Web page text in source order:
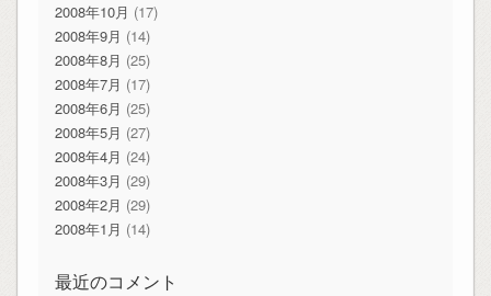
2008年10月 (17)
2008年9月 (14)
2008年8月 (25)
2008年7月 (17)
2008年6月 (25)
2008年5月 (27)
2008年4月 (24)
2008年3月 (29)
2008年2月 (29)
2008年1月 (14)
最近のコメント